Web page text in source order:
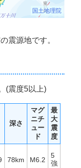
国土地理院
震源地です。
(震度5以上)
深さ
マグ
ニチ
ュー
ド
最
大
震
度
78km M6.2
5
強